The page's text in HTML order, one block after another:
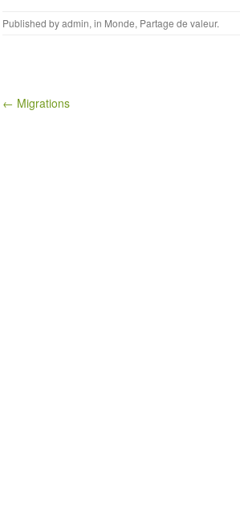
Published byadmin, in Monde, Partage de valeur.
Post navigation
← Migrations